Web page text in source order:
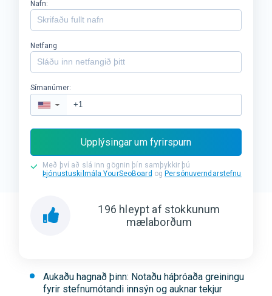
Aukaðu hagnað þinn: Notaðu háþróaða greiningu
fyrir stefnumótandi innsýn og auknar tekjur
Nafn:
Netfang
Símanúmer:
▼
Upplýsingar um fyrirspurn
Með því að slá inn gögnin þín samþykkir þú
Þjónustuskilmála YourSeoBoard og Persónuverndarstefnu
196 hleypt af stokkunum
mælaborðum